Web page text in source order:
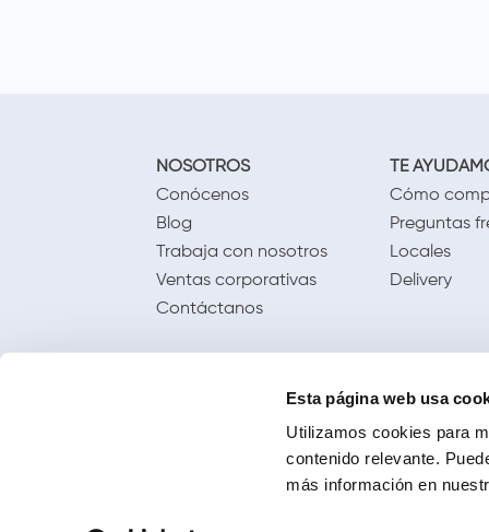
Esta página web usa
Utilizamos cookies para
contenido relevante.
más información en
NOSOTROS
Conócenos
Blog
Trabaja con nosotros
Ventas corporativas
Contáctanos
TE
Cómo
Preguntas
Locales
Delivery